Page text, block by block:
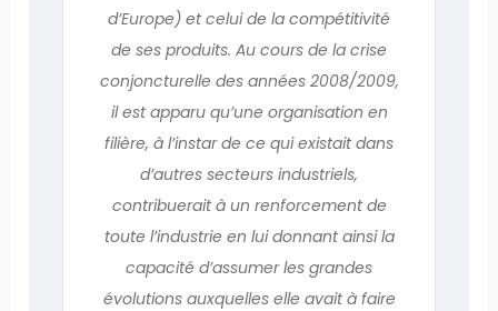
d’Europe) et celui de la compétitivité
de ses produits. Au cours de la crise
conjoncturelle des années 2008/2009,
il est apparu qu’une organisation en
filière, à l’instar de ce qui existait dans
d’autres secteurs industriels,
contribuerait à un renforcement de
toute l’industrie en lui donnant ainsi la
capacité d’assumer les grandes
évolutions auxquelles elle avait à faire